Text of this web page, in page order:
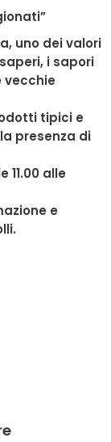
uno dei valori
i sapori
vecchie
tipici e
presenza di
alle
e